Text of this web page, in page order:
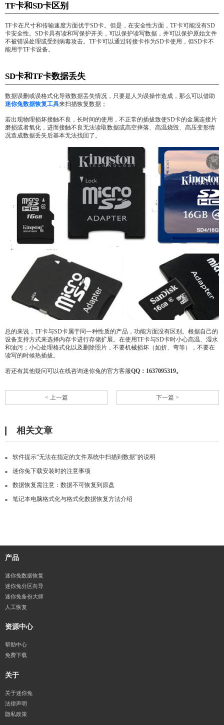
TF卡和SD卡区别
TF卡在尺寸和传输速度方面优于SD卡。但是，在安全性方面，TF卡可能没有SD
卡安全性。SD卡具有读和写保护开关，可以保护读写数据，并可以保护原始文件
不被错误处理或受到病毒攻击。TF卡可以通过转接卡作为SD卡使用，但SD卡不
能用于TF卡设备。
SD卡和TF卡数据丢失
数据误删或误格式化导致数据丢失情况，只要是人为误操作造成，那么可以借助
迷你兔数据恢复工具来扫描恢复数据；
若出现物理损坏接触不良，长时间的使用，不正常的插拔致使SD卡的金属连接片
磨损或者氧化，进而接触不良无法读取数据或高空摔落、高温烧毁、高压变形情
况造成数据丢失后基本无法找回了。
总的来说，TF卡与SD卡属于同一种性质的产品，功能方面没有区别。根据自己的
设备支持方式来选择内存卡进行存储扩展。在使用TF卡与SD卡时小心高温、湿水
和油污；小心处理格式化以及删除照片，不要机械损坏（如折、弯等），不要在
读写的时候热插拔。
若还有其他疑问可以在线咨询迷你兔的官方客服QQ：1637095319。
< 上一篇 下一篇 >
相关文章
软件提示“无法在指定的文件系统中扫描到数据”的说明
迷你兔下载安装时的注意事项
数据恢复需注意：数据不可恢复到原盘
笔记本电脑格式化与格式化数据恢复方法介绍
产品
迷你兔数据恢复
迷你兔分区向导
迷你兔备份大师
人工恢复
资源中心
帮助中心
免费下载
关于
关于迷你兔
法律声明
隐私政策